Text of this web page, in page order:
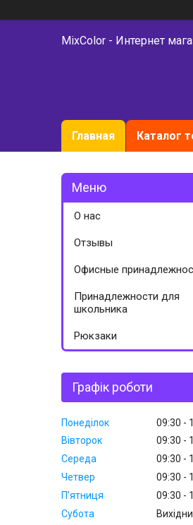
MixColor - Интернет
Главная Каталог
О нас
Отзывы
Офисные
Принадлежности для
школьника
Рюкзаки
Графік роботи
Понеділок 09:30
Вівторок
09:30
Середа
09:30
Четвер
09:30
Пʼятниця
09:30
Субота